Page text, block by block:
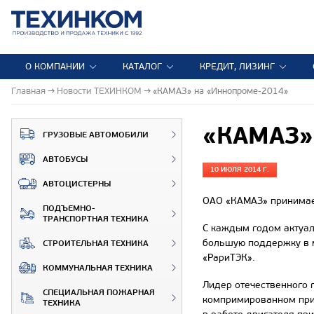
О КОМПАНИИ КАТАЛОГ КРЕДИТ, ЛИЗИНГ
Главная Новости ТЕХИНКОМ «КАМАЗ» на «Иннопроме-2014»
ГРУЗОВЫЕ АВТОМОБИЛИ
АВТОБУСЫ
АВТОЦИСТЕРНЫ
ПОДЪЕМНО-
ТРАНСПОРТНАЯ ТЕХНИКА
СТРОИТЕЛЬНАЯ ТЕХНИКА
КОММУНАЛЬНАЯ ТЕХНИКА
СПЕЦИАЛЬНАЯ ПОЖАРНАЯ
ТЕХНИКА
10 ИЮЛЯ 2014 Г.
ОАО «КАМАЗ»
С каждым годом
большую поддержку в
«РариТЭК».
Лидер
компримированном